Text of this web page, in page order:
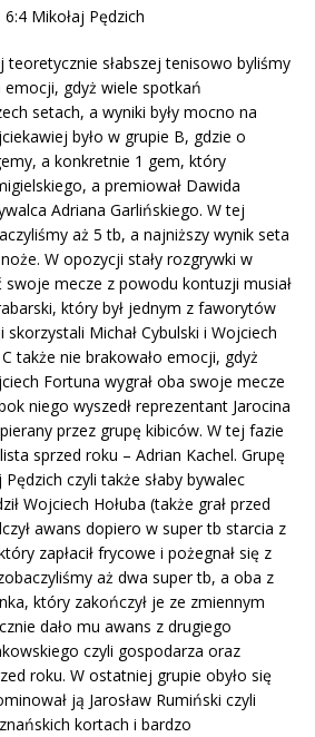
Mikołaj Pędzich
teoretycznie słabszej tenisowo byliśmy
gdyż wiele spotkań
setach, a wyniki były mocno na
było w grupie B, gdzie o
a konkretnie 1 gem, który
a premiował Dawida
Adriana Garlińskiego. W tej
aż 5 tb, a najniższy wynik seta
W opozycji stały rozgrywki w
swoje mecze z powodu kontuzji musiał
który był jednym z faworytów
Michał Cybulski i Wojciech
także nie brakowało emocji, gdyż
Fortuna wygrał oba swoje mecze
niego wyszedł reprezentant Jarocina
przez grupę kibiców. W tej fazie
sprzed roku – Adrian Kachel. Grupę
czyli także słaby bywalec
Wojciech Hołuba (także grał przed
awans dopiero w super tb starcia z
zapłacił frycowe i pożegnał się z
aż dwa super tb, a oba z
który zakończył je ze zmiennym
dało mu awans z drugiego
czyli gospodarza oraz
roku. W ostatniej grupie obyło się
ją Jarosław Rumiński czyli
kortach i bardzo